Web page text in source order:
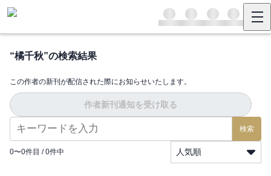
“橘千秋”の検索結果
この作者の新刊が配信された際にお知らせいたします。
作者新刊通知を受け取る
検索
0〜0件目 / 0件中 人気順